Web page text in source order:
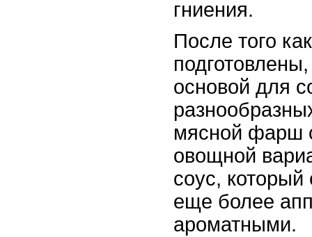
гниения.
После того
основой для
мясной фарш
овощной
соус, который
еще более
ароматными.